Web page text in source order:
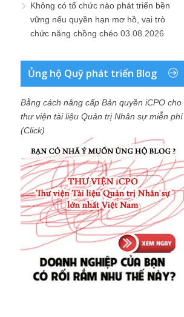
Không có tổ chức nào phát triển bền
vững nếu quyền hạn mơ hồ, vai trò
chức năng chồng chéo 03.08.2026
Ủng hộ Quỹ phát triển Blog
Bằng cách nâng cấp Bản quyền iCPO cho
thư viện tài liệu Quản trị Nhân sự miễn phí
(Click)